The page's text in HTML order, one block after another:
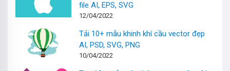
file AI, EPS, SVG
12/04/2022
Tải 10+ mẫu khinh khí cầu vector đẹp
AI, PSD, SVG, PNG
10/04/2022